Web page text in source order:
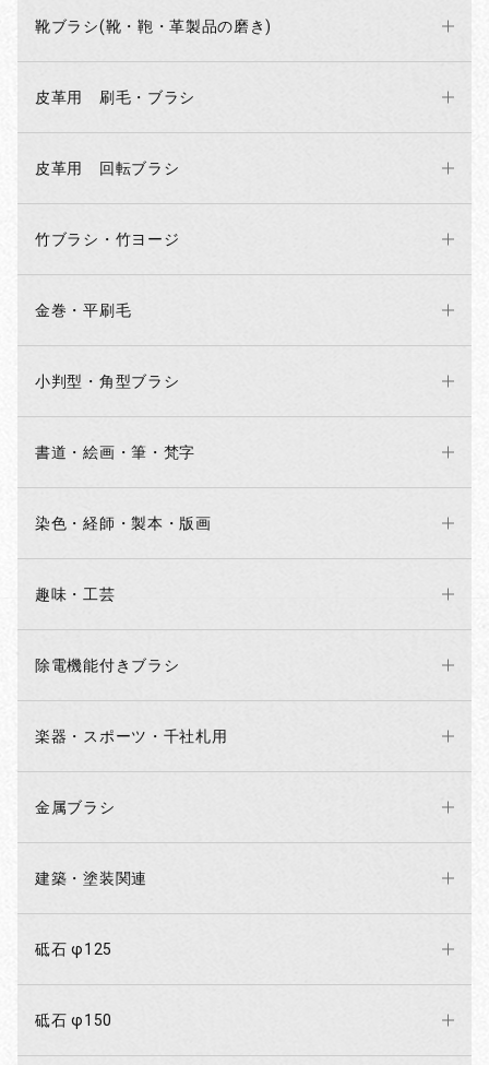
靴ブラシ(靴・鞄・革製品の磨き)
皮革用 刷毛・ブラシ
皮革用 回転ブラシ
竹ブラシ・竹ヨージ
金巻・平刷毛
小判型・角型ブラシ
書道・絵画・筆・梵字
染色・経師・製本・版画
趣味・工芸
除電機能付きブラシ
楽器・スポーツ・千社札用
金属ブラシ
建築・塗装関連
砥石 φ125
砥石 φ150